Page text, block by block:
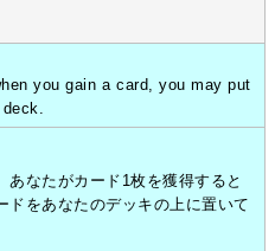
you gain a card, you may put
あなたがカード1枚を獲得すると
ドをあなたのデッキの上に置いて